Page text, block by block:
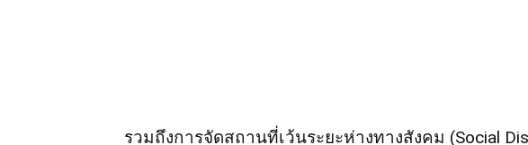
รวมถึงการจัดสถานที่เว้นระยะห่างทางสังคม (Social